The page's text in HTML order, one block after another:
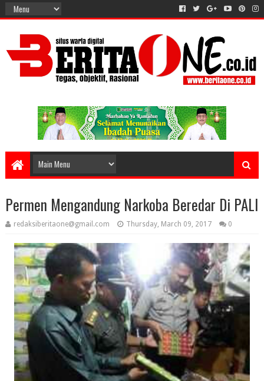
Permen Mengandung Narkoba Beredar Di PALI
redaksiberitaone@gmail.com Thursday, March 09, 2017 0